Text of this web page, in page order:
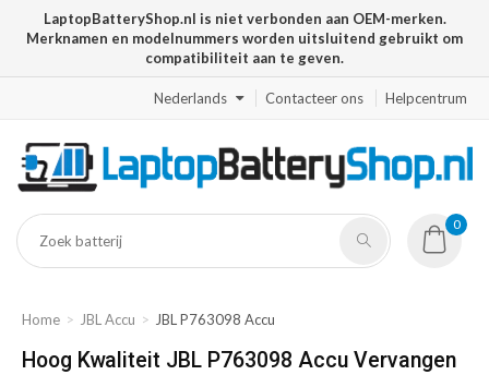
LaptopBatteryShop.nl is niet verbonden aan OEM-merken.
Merknamen en modelnummers worden uitsluitend gebruikt om
compatibiliteit aan te geven.
Nederlands Contacteer ons Helpcentrum
0
Home JBL Accu JBL P763098 Accu
Hoog Kwaliteit JBL P763098 Accu Vervangen